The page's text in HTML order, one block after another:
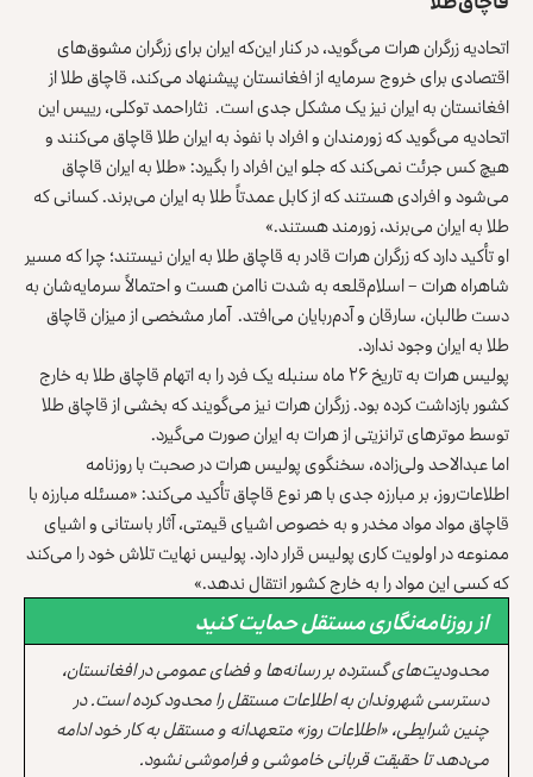
اتحادیه زرگران هرات می‌گوید، در کنار این‌که ایران برای زرگران مشوق‌های
اقتصادی برای خروج سرمایه از افغانستان پیشنهاد می‌کند، قاچاق طلا از
افغانستان به ایران نیز یک مشکل جدی است. نثاراحمد توکلی، رییس این
اتحادیه می‌گوید که زورمندان و افراد با نفوذ به ایران طلا قاچاق می‌کنند و
هیچ کس جرئت نمی‌کند که جلو این افراد را بگیرد: «طلا به ایران قاچاق
می‌شود و افرادی هستند که از کابل عمدتاً طلا به ایران می‌برند. کسانی که
طلا به ایران می‌برند، زورمند هستند.»
او تأکید دارد که زرگران هرات قادر به قاچاق طلا به ایران نیستند؛ چرا که مسیر
شاهراه هرات – اسلام‌قلعه به شدت ناامن هست و احتمالاً سرمایه‌شان به
دست طالبان، سارقان و آدم‌ربایان می‌افتد. آمار مشخصی از میزان قاچاق
طلا به ایران وجود ندارد.
پولیس هرات به تاریخ ۲۶ ماه سنبله یک فرد را به اتهام قاچاق طلا به خارج
کشور بازداشت کرده بود. زرگران هرات نیز می‌گویند که بخشی از قاچاق طلا
توسط موترهای ترانزیتی از هرات به ایران صورت می‌گیرد.
اما عبدالاحد ولی‌زاده، سخنگوی پولیس هرات در صحبت با روزنامه
اطلاعات‌روز، بر مبارزه جدی با هر نوع قاچاق تأکید می‌کند: «مسئله مبارزه با
قاچاق مواد مواد مخدر و به خصوص اشیای قیمتی، آثار باستانی و اشیای
ممنوعه در اولویت کاری پولیس قرار دارد. پولیس نهایت تلاش خود را می‌کند
که کسی این مواد را به خارج کشور انتقال ندهد.»
از روزنامه‌نگاری مستقل حمایت کنید
محدودیت‌های گسترده بر رسانه‌ها و فضای عمومی در افغانستان،
دسترسی شهروندان به اطلاعات مستقل را محدود کرده است. در
چنین شرایطی، «اطلاعات روز» متعهدانه و مستقل به کار خود ادامه
می‌دهد تا حقیقت قربانی خاموشی و فراموشی نشود.